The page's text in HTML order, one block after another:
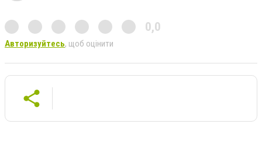
0,0
Авторизуйтесь, щоб оцінити